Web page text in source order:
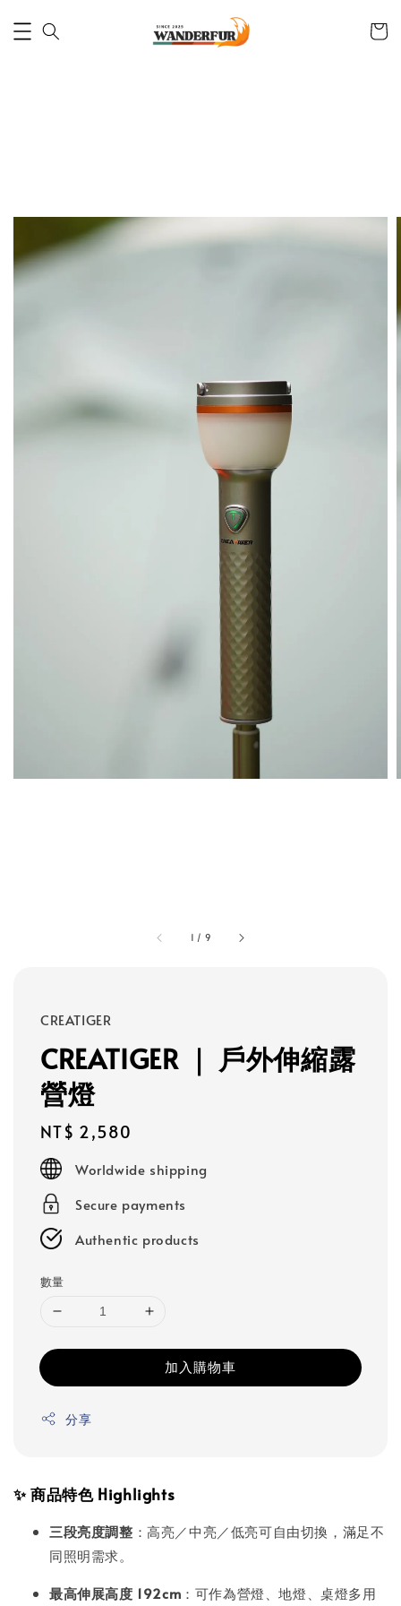
1 / 9
CREATIGER
CREATIGER ｜ 戶外伸縮露
營燈
Regular
price
NT$ 2,580
Worldwide shipping
Secure payments
Authentic products
數量
加入購物車
分享
✨ 商品特色 Highlights
三段亮度調整 ：高亮／中亮／低亮可自由切換，滿足不
同照明需求。
最高伸展高度 192cm ：可作為營燈、地燈、桌燈多用